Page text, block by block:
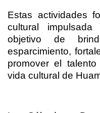
Estas actividades
cultural
objetivo de
esparcimiento,
promover el
vida cultural de